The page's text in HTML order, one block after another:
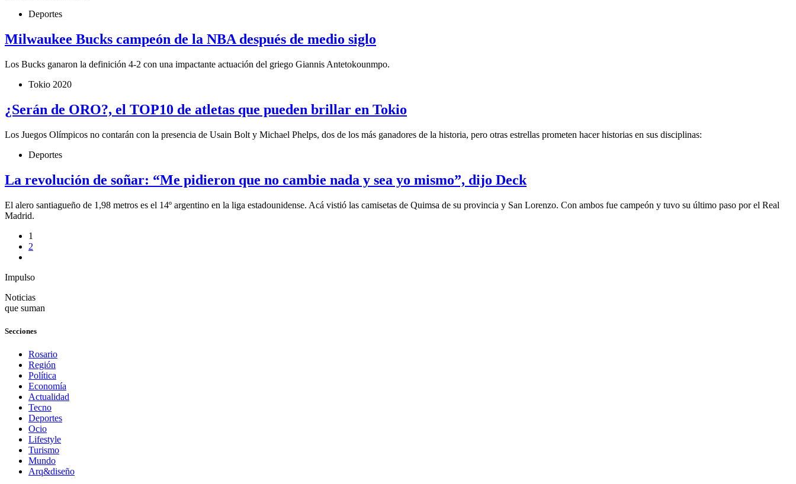
Deportes
Milwaukee Bucks campeón de la NBA después de medio siglo
Los Bucks ganaron la definición 4-2 con una impactante actuación del griego Giannis Antetokounmpo.
Tokio 2020
¿Serán de ORO?, el TOP10 de atletas que pueden brillar en Tokio
Los Juegos Olímpicos no contarán con la presencia de Usain Bolt y Michael Phelps, dos de los más ganadores de la historia, pero otras estrellas prometen hacer historias en sus disciplinas:
Deportes
La revolución de soñar: “Me pidieron que no cambie nada y sea yo mismo”, dijo Deck
El alero santiagueño de 1,98 metros es el 14º argentino en la liga estadounidense. Acá vistió las camisetas de Quimsa de su provincia y San Lorenzo. Con ambos fue campeón y tuvo su último paso por el Real
Madrid.
1
2
Impulso
Noticias
que suman
Secciones
Rosario
Región
Política
Economía
Actualidad
Tecno
Deportes
Ocio
Lifestyle
Turismo
Mundo
Arq&diseño